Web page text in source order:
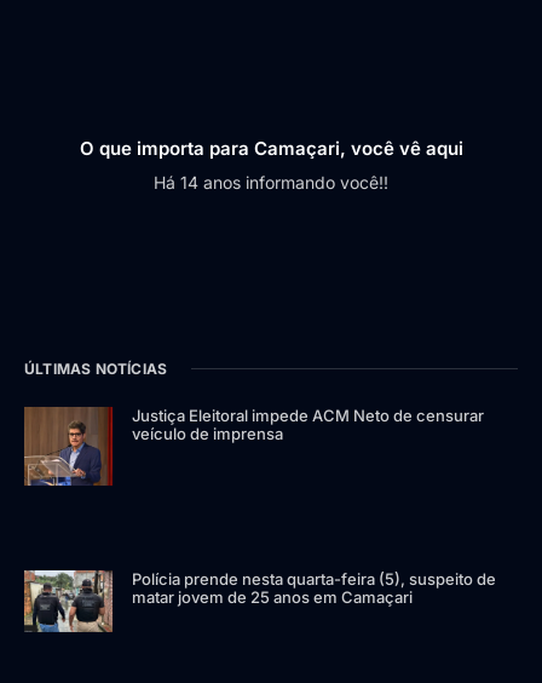
O que importa para Camaçari, você vê aqui
Há 14 anos informando você!!
ÚLTIMAS NOTÍCIAS
Justiça Eleitoral impede ACM Neto de censurar
veículo de imprensa
Polícia prende nesta quarta-feira (5), suspeito de
matar jovem de 25 anos em Camaçari